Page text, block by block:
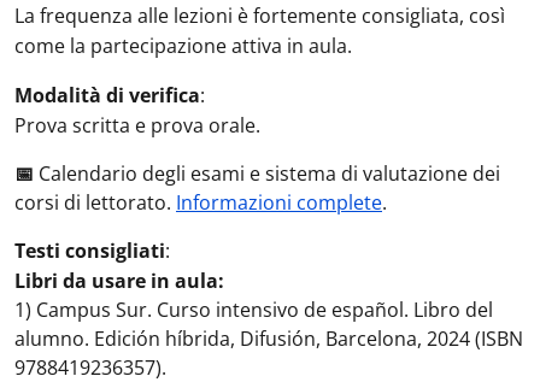
La frequenza alle lezioni è fortemente consigliata, così
come la partecipazione attiva in aula.
Modalità di verifica:
Prova scritta e prova orale.
📅 Calendario degli esami e sistema di valutazione dei
corsi di lettorato. Informazioni complete.
Testi consigliati:
Libri da usare in aula:
1) Campus Sur. Curso intensivo de español. Libro del
alumno. Edición híbrida, Difusión, Barcelona, 2024 (ISBN
9788419236357).